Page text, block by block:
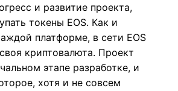
и развитие проекта,
токены EOS. Как и
платформе, в сети EOS
криптовалюта. Проект
этапе разработке, и
хотя и не совсем